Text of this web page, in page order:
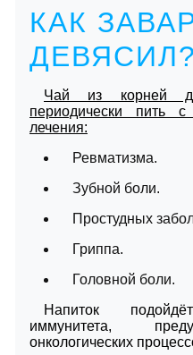
КАК
ДЕВЯСИЛ?
Чай из корней
периодически пить
лечения:
Ревматизма.
Зубной боли.
Простудных
Гриппа.
Головной боли.
Напиток
иммунитета,
онкологических